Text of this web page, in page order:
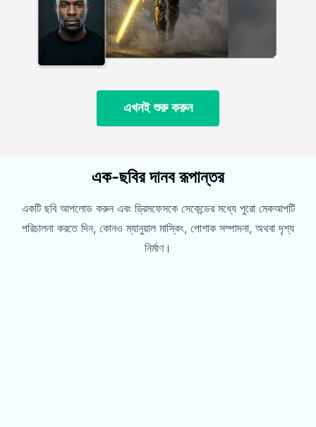
এখনই শুরু করুন
এক-ছবির দানব রূপান্তর
একটি ছবি আপলোড করুন এবং ড্রিমফেসকে সেকেন্ডের মধ্যে পুরো মেকআপটি
পরিচালনা করতে দিন, কোনও ম্যানুয়াল মাস্কিং, পোশাক সম্পাদনা, অথবা দৃশ্য
নির্মাণ।